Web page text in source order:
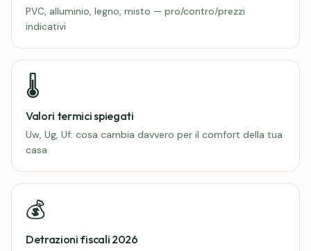
PVC, alluminio, legno, misto — pro/contro/prezzi
indicativi
🌡️
Valori termici spiegati
Uw, Ug, Uf: cosa cambia davvero per il comfort della tua
casa
💰
Detrazioni fiscali 2026